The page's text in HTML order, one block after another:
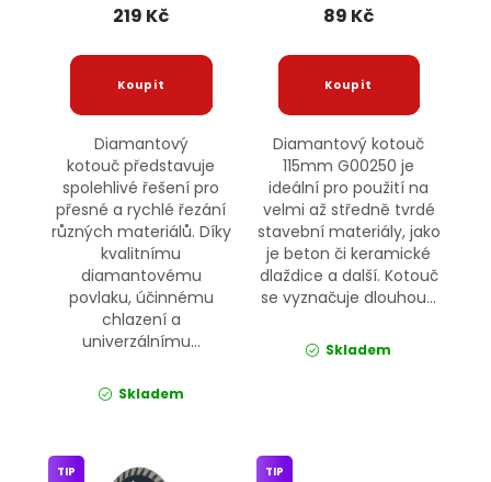
219 Kč
Diamantový
kotouč představuje
spolehlivé řešení pro
přesné a rychlé řezání
různých materiálů. Díky
kvalitnímu
diamantovému
povlaku, účinnému
chlazení a
univerzálnímu...
Skladem
89 Kč
Diamantový kotouč
115mm G00250 je
ideální pro použití na
velmi až středně tvrdé
stavební materiály, jako
je beton či keramické
dlaždice a další. Kotouč
se vyznačuje dlouhou...
Skladem
TIP TIP